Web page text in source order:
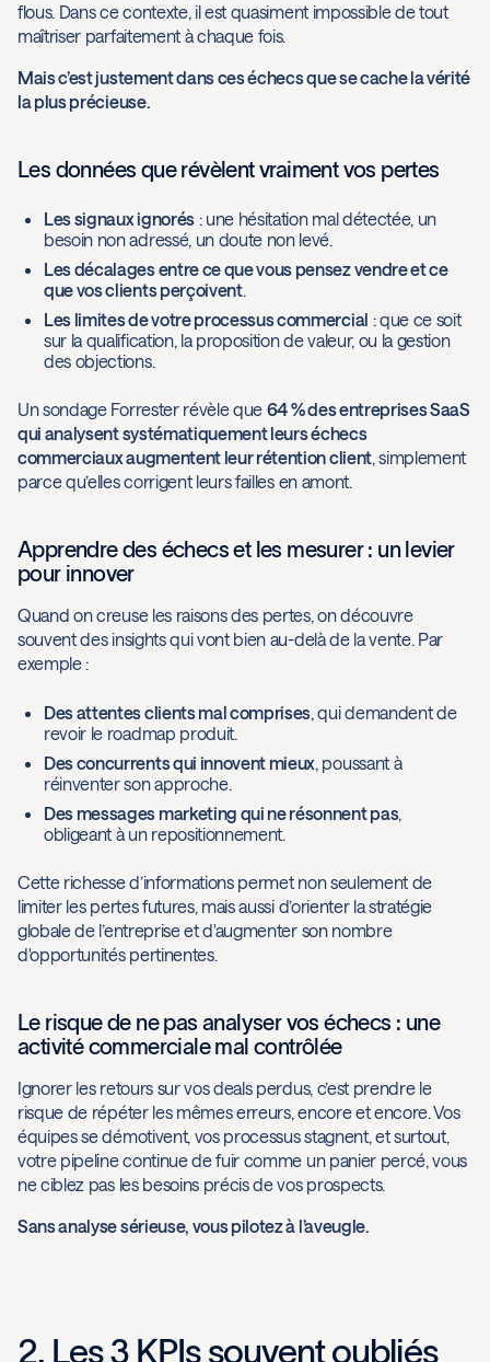
flous. Dans ce contexte, il est quasiment impossible de tout
maîtriser parfaitement à chaque fois.
Mais c’est justement dans ces échecs que se cache la vérité
la plus précieuse.
Les données que révèlent vraiment vos pertes
Les signaux ignorés: une hésitation mal détectée, un
besoin non adressé, un doute non levé.
Les décalages entre ce que vous pensez vendre et ce
que vos clients perçoivent.
Les limites de votre processus commercial : que ce soit
sur la qualification, la proposition de valeur, ou la gestion
des objections.
Un sondage Forrester révèle que 64 % des entreprises SaaS
qui analysent systématiquement leurs échecs
commerciaux augmentent leur rétention client, simplement
parce qu’elles corrigent leurs failles en amont.
Apprendre des échecs et les mesurer : un levier
pour innover
Quand on creuse les raisons des pertes, on découvre
souvent des insights qui vont bien au-delà de la vente. Par
exemple :
Des attentes clients mal comprises, qui demandent de
revoir le roadmap produit.
Des concurrents qui innovent mieux, poussant à
réinventer son approche.
Des messages marketing qui ne résonnent pas,
obligeant à un repositionnement.
Cette richesse d’informations permet non seulement de
limiter les pertes futures, mais aussi d’orienter la stratégie
globale de l’entreprise et d'augmenter son nombre
d'opportunités pertinentes.
Le risque de ne pas analyser vos échecs : une
activité commerciale mal contrôlée
Ignorer les retours sur vos deals perdus, c’est prendre le
risque de répéter les mêmes erreurs, encore et encore. Vos
équipes se démotivent, vos processus stagnent, et surtout,
votre pipeline continue de fuir comme un panier percé, vous
ne ciblez pas les besoins précis de vos prospects.
Sans analyse sérieuse, vous pilotez à l’aveugle.
2. Les 3 KPIs souvent oubliés